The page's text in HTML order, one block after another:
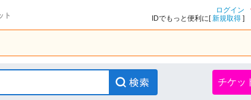
ト
ログイン
IDでもっと便利に[新規取得 ]
チケッ